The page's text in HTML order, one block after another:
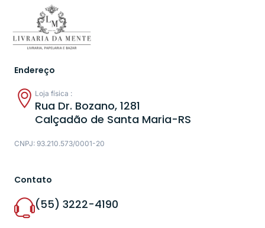
Endereço
Loja física :
Rua Dr. Bozano, 1281
Calçadão de Santa Maria-RS
CNPJ: 93.210.573/0001-20
Contato
(55) 3222-4190